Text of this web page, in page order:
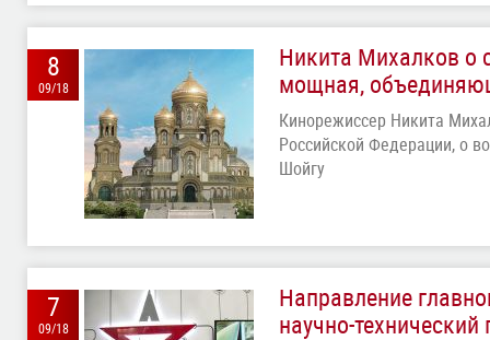
8
09/18
Никита Михалков о
мощная,
Кинорежиссер Никита
Российской Федерации, о
Шойгу
7
09/18
Направление
научно-